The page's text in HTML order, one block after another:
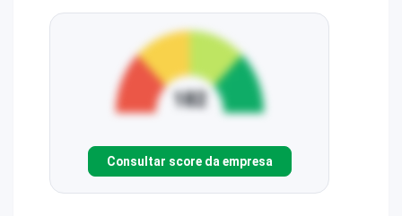
Consultar score da empresa